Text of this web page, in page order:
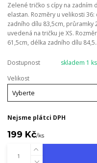
Zelené tričko s cípy na
elastan. Rozměry u velikosti
zadního dílu 83,5cm, průramky
uvedená na tričku je XS.
61,5cm, délka zadního dílu
Dostupnost
skladem 1 ks
Velikost
Nejsme plátci DPH
199 Kč/ks